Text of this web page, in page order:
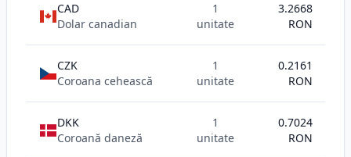
CAD
Dolar canadian
1
unitate
3.2668
RON
CZK
Coroana cehească
1
unitate
0.2161
RON
DKK
Coroană daneză
1
unitate
0.7024
RON